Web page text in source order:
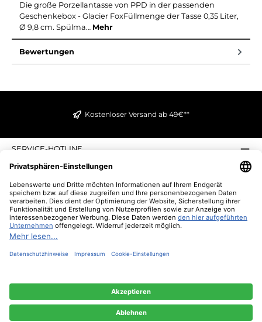
Die große Porzellantasse von PPD in der passenden
Geschenkebox - Glacier FoxFüllmenge der Tasse 0,35 Liter,
Ø 9,8 cm. Spülma… Mehr
Bewertungen
Kostenloser Versand ab 49€**
SERVICE-HOTLINE
INFORMATIONEN
ZAHLUNGS- UND VERSANDARTEN
ÜBER UNS
UNSERE VORTEILE
UNSERE COMMUNITIES
* Alle Preise inkl. gesetzl. Mehrwertsteuer zzgl.